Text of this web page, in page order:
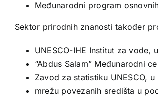
Međunarodni program
Sektor prirodnih znanosti također
UNESCO-IHE Institut za vode,
“Abdus Salam” Međunarodni
Zavod za statistiku UNESCO,
mrežu povezanih središta u